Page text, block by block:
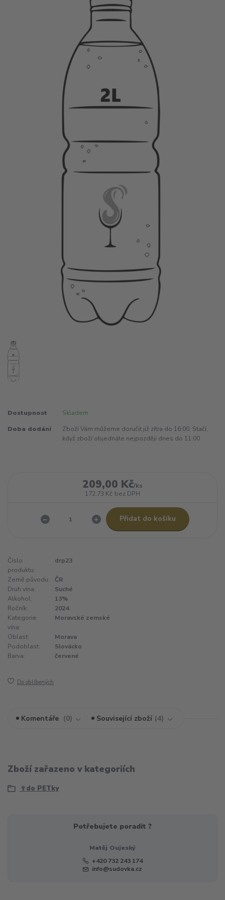
Dostupnost Skladem
Doba dodání
Zboží Vám můžeme doručit již zítra do 16:00. Stačí,
když zboží objednáte nejpozději dnes do 11:00
209,00 Kč/ks
172,73 Kč bez DPH
Přidat do košíku
Číslo
produktu:
drp23
Země původu:
ČR
Druh vína:
Suché
Alkohol:
13%
Ročník:
2024
Kategorie
vína:
Moravské zemské
Oblast:
Morava
Podoblast:
Slovácko
Barva:
červené
Do oblíbených
Komentáře 0 Související zboží 4
Zboží zařazeno v kategoriích
🍷do PETky
Potřebujete poradit ?
Matěj Oujeský
+420 732 243 174
info@sudovka.cz